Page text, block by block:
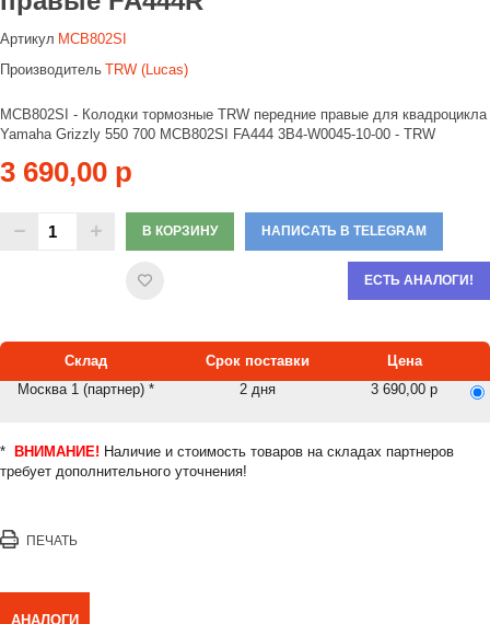
Артикул MCB802SI
Производитель TRW (Lucas)
MCB802SI - Колодки тормозные TRW передние правые для квадроцикла
Yamaha Grizzly 550 700 MCB802SI FA444 3B4-W0045-10-00 - TRW
3 690,00 р
В КОРЗИНУ НАПИСАТЬ В TELEGRAM
ЕСТЬ АНАЛОГИ!
Склад Срок поставки
Цена
Москва 1 (партнер) *
2 дня 3 690,00 р
* ВНИМАНИЕ! Наличие и стоимость товаров на складах партнеров
требует дополнительного уточнения!
ПЕЧАТЬ
АНАЛОГИ